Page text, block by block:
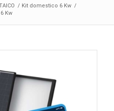
/ Kit domestico 6 Kw /
Kw